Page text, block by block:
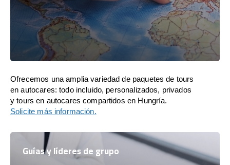
Ofrecemos una amplia variedad de paquetes de tours
en autocares: todo incluido, personalizados, privados
y tours en autocares compartidos en Hungría.
Solicite más información.
Guías y líderes de grupo